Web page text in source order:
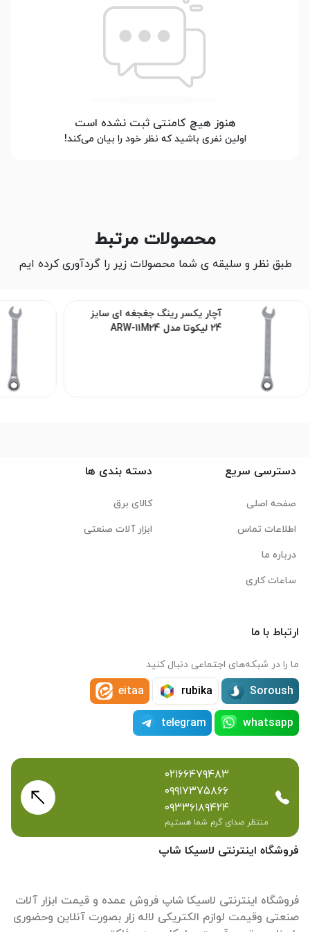
هنوز هیچ کامنتی ثبت نشده است
اولین نفری باشید که نظر خود را بیان می‌کند!
محصولات مرتبط
طبق نظر و سلیقه ی شما محصولات زیر را گردآوری کرده ایم
آچار یکسر رینگ جغجغه ای سایز
24 لیکوتا مدل ARW-11M24
فروشگاه اینترنتی لاسیکا شاپ
فروشگاه اینترنتی لاسیکا شاپ فروش عمده و قیمت ابزار آلات
صنعتی وقیمت لوازم الکتریکی لاله زار بصورت آنلاین وحضوری
دسترسی سریع
صفحه اصلی
اطلاعات تماس
درباره ما
ساعات کاری
دسته بندی ها
کالای برق
ابزار آلات صنعتی
ارتباط با ما
ما را در شبکه‌های اجتماعی دنبال کنید
Soroush
rubika
eitaa
whatsapp
telegram
۰۲۱۶۶۴۷۹۴۸۳
۰۹۹۱۷۳۷۵۸۶۶
۰۹۳۳۶۱۸۹۴۲۴
منتظر صدای گرم شما هستیم